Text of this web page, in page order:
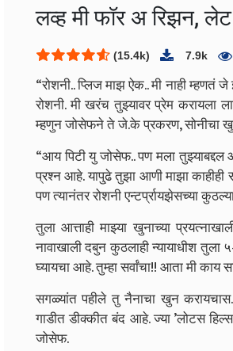
लव्ह मी फॉर अ रिझन,
(15.4k) 7.9k
“रोशनी.. प्लिज माझ ऐक.. मी नाही
रोशनी. मी खरंच तुझ्यावर प्रेम करायला
म्हणुन जोसेफने ते जे.के प्रकरण, सोनीचा खुन
“आय पिटी यु जोसेफ.. पण मला तुझ्याबद्दल
प्रश्न आहे. यापु्ढे तुझा आणी माझा
पण त्यानंतर रोशनी एन्टर्प्रायझेसच्या
तुला आत्ताही माझ्या खुनाच्या
नावाखाली दबुन कुठलाही न्यायाधीश
घ्यायचा आहे. तुम्हा सर्वांचा!! आता मी
सगळ्यांत पहीले तु नैनाचा खुन
गाडीत डीक्कीत बंद आहे. ज्या ’लोटस
जोसेफ.